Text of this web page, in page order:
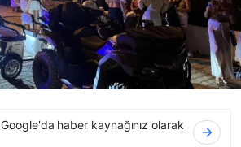
Google'da haber kaynağınız olarak